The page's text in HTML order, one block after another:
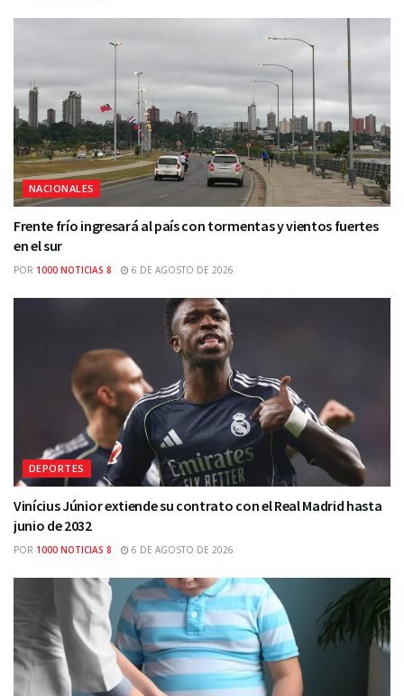
NACIONALES
Frente frío ingresará al país con tormentas y vientos fuertes
en el sur
POR 1000 NOTICIAS 8 6 DE AGOSTO DE 2026
DEPORTES
Vinícius Júnior extiende su contrato con el Real Madrid hasta
junio de 2032
POR 1000 NOTICIAS 8 6 DE AGOSTO DE 2026